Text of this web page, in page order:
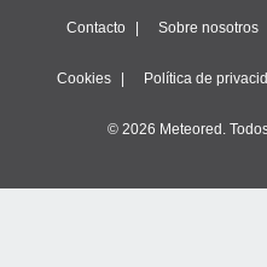
Contacto Sobre nosotros
Cookies Política de
© 2026 Meteored.